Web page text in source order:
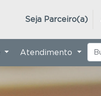
Seja Parceiro(a)
Atendimento